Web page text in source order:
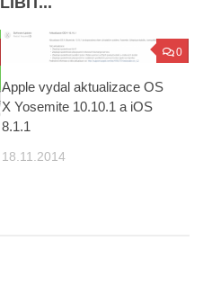
0
Apple vydal aktualizace OS
X Yosemite 10.10.1 a iOS
8.1.1
18.11.2014